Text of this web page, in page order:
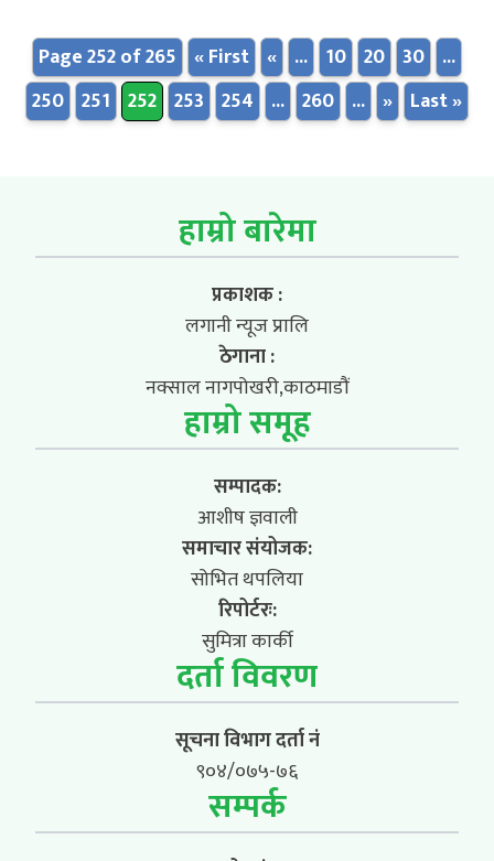
Page 252 of 265 « First « ... 10 20 30 ...
250 251 252 253 254 ... 260 ... » Last »
हाम्रो बारेमा
प्रकाशक :
लगानी न्यूज प्रालि
ठेगाना :
नक्साल नागपोखरी,काठमाडौं
हाम्रो समूह
सम्पादक:
आशीष ज्ञवाली
समाचार संयोजक:
सोभित थपलिया
रिपोर्टरः:
सुमित्रा कार्की
दर्ता विवरण
सूचना विभाग दर्ता नं
९०४/०७५-७६
सम्पर्क